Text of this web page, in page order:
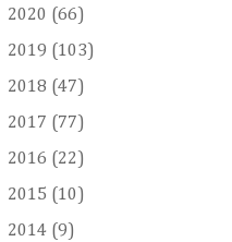
2020 (66)
2019 (103)
2018 (47)
2017 (77)
2016 (22)
2015 (10)
2014 (9)